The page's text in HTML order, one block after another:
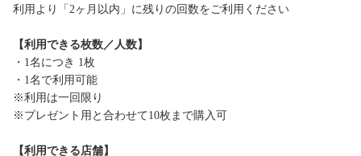
利用より「2ヶ月以内」に残りの回数をご利用ください
【利用できる枚数／人数】
・1名につき 1枚
・1名で利用可能
※利用は一回限り
※プレゼント用と合わせて10枚まで購入可
【利用できる店舗】